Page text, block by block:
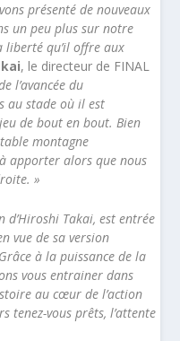
présenté de nouveaux
un peu plus sur notre
liberté qu’il offre aux
, le directeur de FINAL
l’avancée du
au stade où il est
de bout en bout. Bien
montagne
apporter alors que nous
»
d’Hiroshi Takai, est entrée
vue de sa version
à la puissance de la
vous entrainer dans
au cœur de l’action
tenez-vous prêts, l’attente